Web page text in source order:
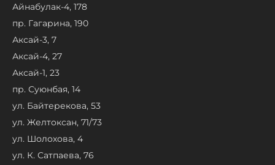
Айнабулак-4, 178
пр. Гагарина, 190
Аксай-3, 7
Аксай-4, 27
Аксай-1, 23
пр. Суюнбая, 14
ул. Байтерекова, 53
ул. Желтоксан, 71/73
ул. Шолохова, 4
ул. К. Сатпаева, 76